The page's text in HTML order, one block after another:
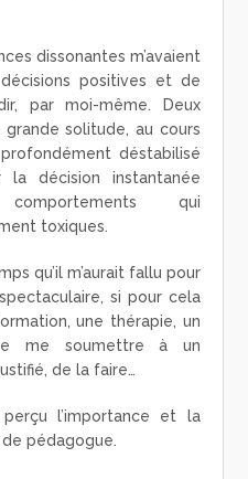
dissonantes m’avaient
positives et de
par moi-même. Deux
solitude, au cours
déstabilisé
décision instantanée
qui
toxiques.
qu’il m’aurait fallu pour
si pour cela
une thérapie, un
me soumettre à un
de la faire…
l’importance et la
pédagogue.